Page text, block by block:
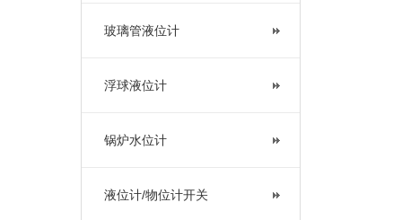
玻璃管液位计
浮球液位计
锅炉水位计
液位计/物位计开关